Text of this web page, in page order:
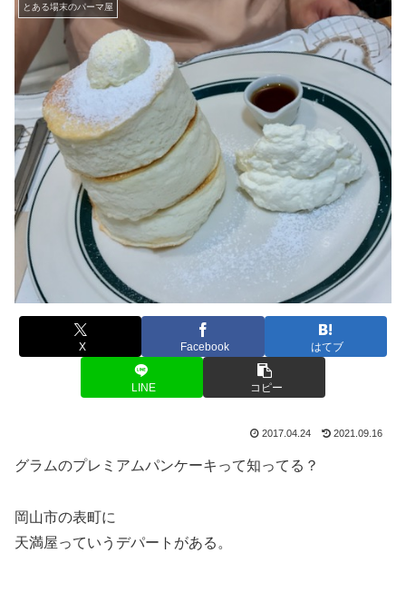
とある場末のパーマ屋
X Facebook はてブ
LINE コピー
2017.04.24 2021.09.16
グラムのプレミアムパンケーキって知ってる？
岡山市の表町に
天満屋っていうデパートがある。